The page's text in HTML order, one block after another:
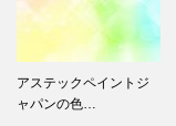
初めての塗装はいつ頃
塗り替える…